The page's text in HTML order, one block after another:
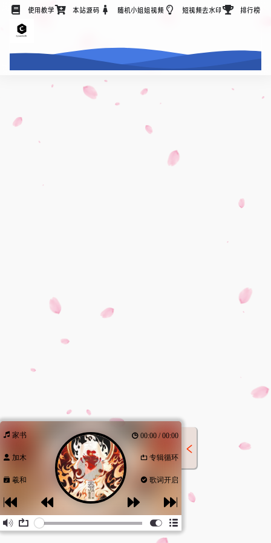
使用教学 本站源码 随机小姐姐视频 短视频去水印 排行榜
家书 00:00 / 00:00
加木 专辑循环
羲和 歌词开启